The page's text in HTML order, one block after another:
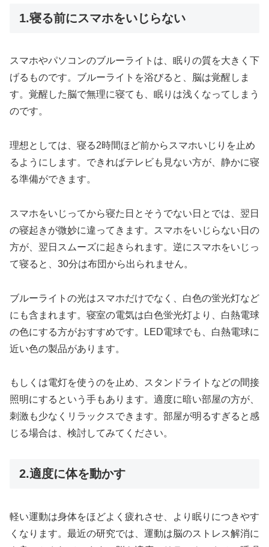
1.寝る前にスマホをいじらない
スマホやパソコンのブルーライトは、眠りの質を大きく下
げるものです。ブルーライトを浴びると、脳は覚醒しま
す。覚醒した脳で無理に寝ても、眠りは浅くなってしまう
のです。
理想としては、寝る2時間ほど前からスマホいじりを止め
るようにします。できればテレビも見ない方が、静かに寝
る準備ができます。
スマホをいじってから寝た日とそうでない日とでは、翌日
の寝起きが微妙に違ってきます。スマホをいじらない日の
方が、翌日スムーズに起きられます。逆にスマホをいじっ
て寝ると、30分は布団から出られません。
ブルーライトの光はスマホだけでなく、白色の蛍光灯など
にも含まれます。寝室の電気は白色蛍光灯より、白熱電球
の色にする方がおすすめです。LED電球でも、白熱電球に
近い色の製品があります。
もしくは電灯を使うのを止め、スタンドライトなどの間接
照明にするという手もあります。適度に暗い部屋の方が、
刺激も少なくリラックスできます。部屋が明るすぎると感
じる場合は、検討してみてください。
2.適度に体を動かす
軽い運動は身体をほどよく疲れさせ、より眠りにつきやす
くなります。最近の研究では、運動は脳のストレス解消に